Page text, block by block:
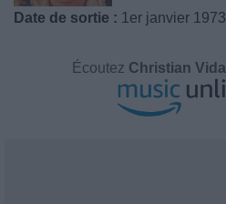
Date de sortie : 1er janvier 1973
Écoutez Christian Vidal